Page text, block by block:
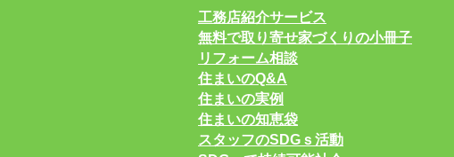
工務店紹介サービス
無料で取り寄せ家づくりの小冊子
リフォーム相談
住まいのQ&A
住まいの実例
住まいの知恵袋
スタッフのSDGｓ活動